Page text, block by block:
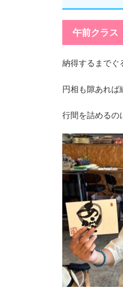
午前クラス
納得するまでぐ
円相も隙あれば
行間を詰めるの